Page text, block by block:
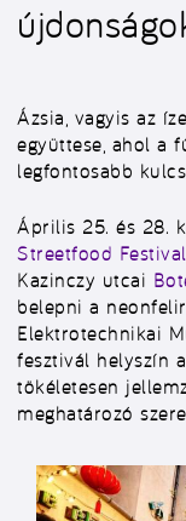
Ázsia, vagyis az
együttese, ahol a
legfontosabb
Április 25. és 28.
Streetfood Festival
Kazinczy utcai
belepni a
Elektrotechnikai
fesztivál helyszín
tökéletesen
meghatározó